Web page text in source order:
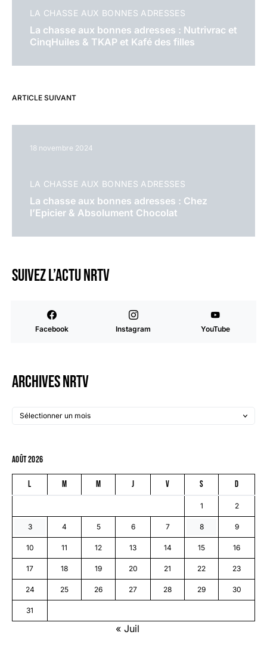
LA CHASSE AUX BONNES ADRESSES
La chasse aux bonnes adresses : Nutrivrac et
CinqHuiles & TKAP et Kafé des filles
ARTICLE SUIVANT
18 novembre 2024
LA CHASSE AUX BONNES ADRESSES
La chasse aux bonnes adresses : Chez
l’Epicier & Absolument Chocolat
Suivez l’actu NRTV
Facebook Instagram YouTube
Archives NRTV
août 2026
L M M J V S D
1 2
3 4 5 6 7 8 9
10 11 12 13 14 15 16
17 18 19 20 21 22 23
24 25 26 27 28 29 30
31
« Juil